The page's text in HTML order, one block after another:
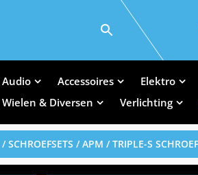
Audio Accessoires Elektro
Wielen & Diversen
Verlichting
SCHROEFSETS / APM / TRIPLE-S